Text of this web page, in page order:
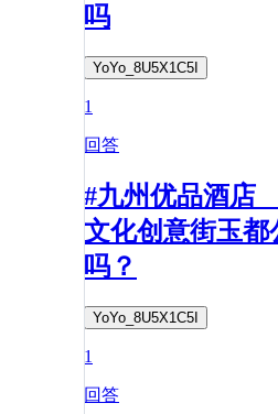
吗
YoYo_8U5X1C5I
1
回答
#九州优品酒店
文化创意街玉
吗？
YoYo_8U5X1C5I
1
回答